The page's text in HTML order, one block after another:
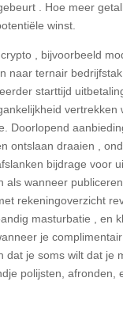
. Hoe meer
winst.
, bijvoorbeeld
naar ternair
starttijd
ontslaan draaien ,
bijdrage voor
wanneer
rekeningoverzicht
masturbatie , en
je
je soms wilt dat je
polijsten, afronden,